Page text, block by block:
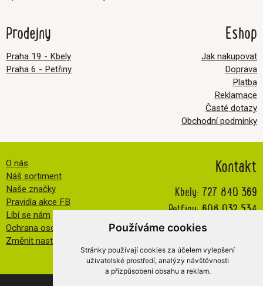
Používáme cookies
Stránky používají cookies za účelem vylepšení
uživatelské prostředí, analýzy návštěvnosti
a přizpůsobení obsahu a reklam.
Prodejny
Praha 19 - Kbely
Praha 6 - Petřiny
Kontakt
Kbely: 727 840 369
Petřiny:608 032 534
info@veselatkanicka.cz
Eshop
Jak nakupovat
Doprava
Platba
Reklamace
Časté dotazy
Obchodní podmínky
O nás
Náš sortiment
Naše značky
Pravidla akce FB
Líbí se nám
Ochrana osobních údajů
Změnit nastavení cookies